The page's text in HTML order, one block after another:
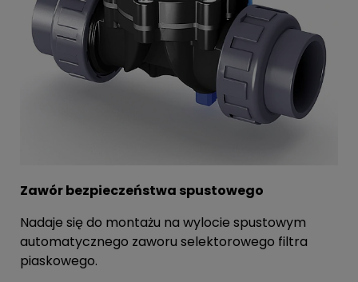
Zawór bezpieczeństwa spustowego
Nadaje się do montażu na wylocie spustowym
automatycznego zaworu selektorowego filtra
piaskowego.